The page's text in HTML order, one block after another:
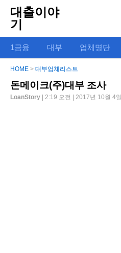
대출이야
기
1금융 대부 업체명단
HOME > 대부업체리스트
돈메이크(주)대부 조사
LoanStory | 2:19 오전 | 2017년 10월 4일